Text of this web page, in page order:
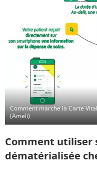
Comment marche la Carte
(Ameli)
Comment utiliser
dématérialisée